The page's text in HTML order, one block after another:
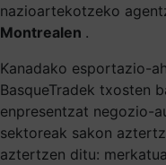
nazioartekotzeko
Montrealen .
Kanadako esportazio-
BasqueTradek txosten
enpresentzat negozio-
sektoreak sakon
aztertzen ditu: